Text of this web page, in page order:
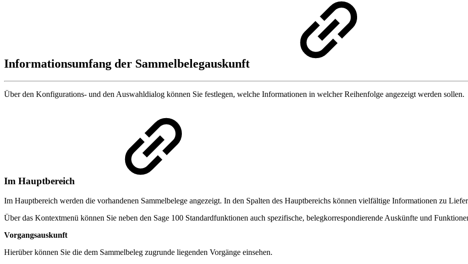
Informationsumfang der Sammelbelegauskunft
Über den Konfigurations- und den Auswahldialog können Sie festlegen, welche Informationen in welcher Reihenfolge angezeigt werden sollen.
Im Hauptbereich
Im Hauptbereich werden die vorhandenen Sammelbelege angezeigt. In den Spalten des Hauptbereichs können vielfältige Informationen zu
Über das Kontextmenü können Sie neben den Sage 100 Standardfunktionen auch spezifische, belegkorrespondierende Auskünfte und
Vorgangsauskunft
Hierüber können Sie die dem Sammelbeleg zugrunde liegenden Vorgänge einsehen.